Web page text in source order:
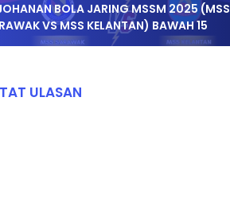
BOLA JARING MSSM 2025 (MSS
VS MSS KELANTAN) BAWAH 15
ULASAN